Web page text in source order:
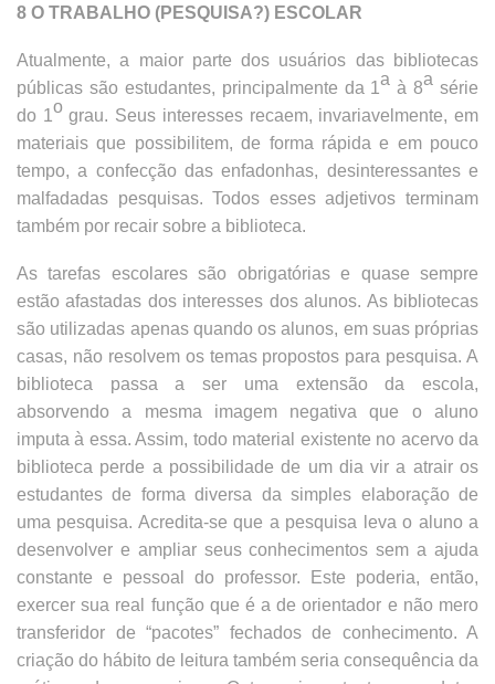
8 O TRABALHO (PESQUISA?) ESCOLAR
Atualmente, a maior parte dos usuários das bibliotecas
públicas são estudantes, principalmente da 1a à 8a série
do 1 o grau. Seus interesses recaem, invariavelmente, em
materiais que possibilitem, de forma rápida e em pouco
tempo, a confecção das enfadonhas, desinteressantes e
malfadadas pesquisas. Todos esses adjetivos terminam
também por recair sobre a biblioteca.
As tarefas escolares são obrigatórias e quase sempre
estão afastadas dos interesses dos alunos. As bibliotecas
são utilizadas apenas quando os alunos, em suas próprias
casas, não resolvem os temas propostos para pesquisa. A
biblioteca passa a ser uma extensão da escola,
absorvendo a mesma imagem negativa que o aluno
imputa à essa. Assim, todo material existente no acervo da
biblioteca perde a possibilidade de um dia vir a atrair os
estudantes de forma diversa da simples elaboração de
uma pesquisa. Acredita-se que a pesquisa leva o aluno a
desenvolver e ampliar seus conhecimentos sem a ajuda
constante e pessoal do professor. Este poderia, então,
exercer sua real função que é a de orientador e não mero
transferidor de “pacotes” fechados de conhecimento. A
criação do hábito de leitura também seria consequência da